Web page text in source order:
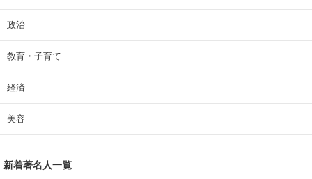
政治
教育・子育て
経済
美容
新着著名人一覧